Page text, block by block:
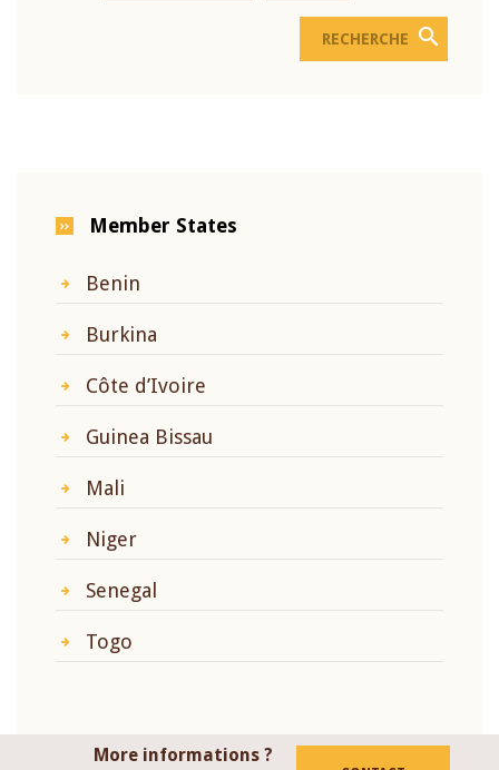
Member States
Benin
Burkina
Côte d’Ivoire
Guinea Bissau
Mali
Niger
Senegal
Togo
More informations ?